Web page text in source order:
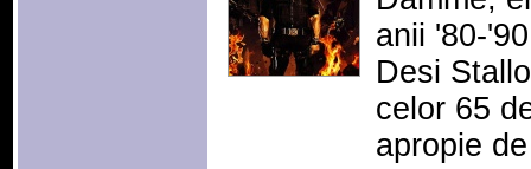
anii '80-
Desi
celor 65
apropie